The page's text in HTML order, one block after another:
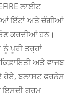
ਲਾਈਟ
ਇੱਟਾਂ ਅਤੇ ਚੰਗੀਆਂ
ਕਰਦੀਆਂ ਹਨ।
ਪੂਰੀ ਤਰ੍ਹਾਂ
ਅਤੇ ਵਾਜਬ
ਹੋਏ, ਬਲਾਸਟ ਫਰਨੇਸ
ਇਸਦੀ ਗਰਮ